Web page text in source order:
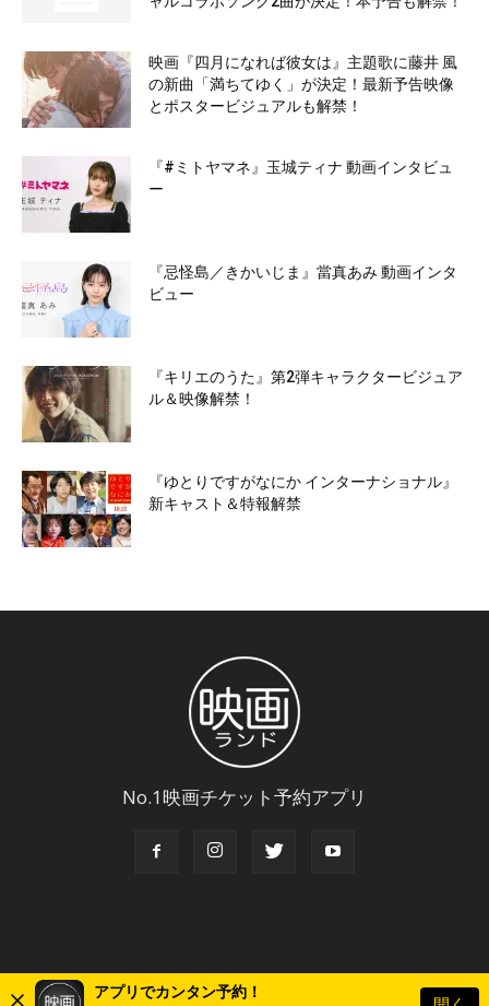
アプリでカンタン予約！
映画『四月になれば彼女は』主題歌に藤井 風
の新曲「満ちてゆく」が決定！最新予告映像
とポスタービジュアルも解禁！
『#ミトヤマネ』玉城ティナ 動画インタビュ
ー
『忌怪島／きかいじま』當真あみ 動画インタ
ビュー
『キリエのうた』第2弾キャラクタービジュア
ル＆映像解禁！
『ゆとりですがなにか インターナショナル』
新キャスト＆特報解禁
No.1映画チケット予約アプリ